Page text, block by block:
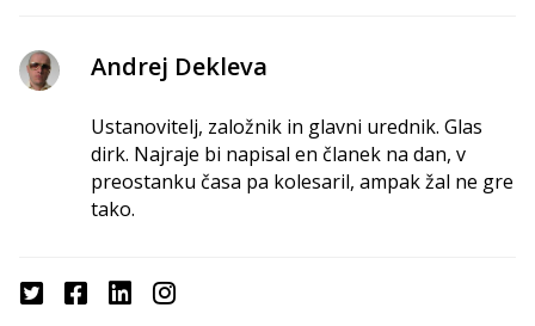
Andrej Dekleva
Ustanovitelj, založnik in glavni urednik. Glas
dirk. Najraje bi napisal en članek na dan, v
preostanku časa pa kolesaril, ampak žal ne gre
tako.